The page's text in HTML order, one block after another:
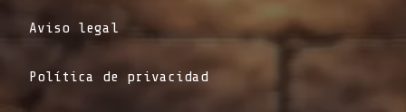
Aviso legal
Política de privacidad